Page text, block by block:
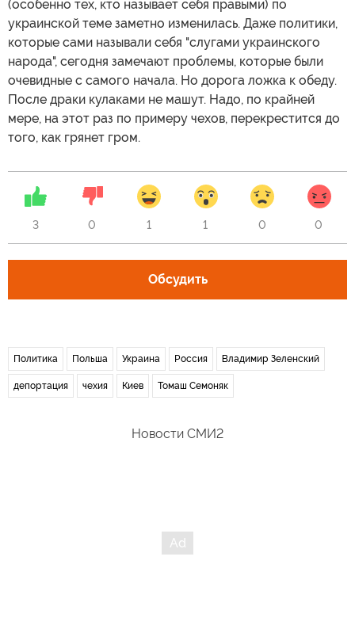
(особенно тех, кто называет себя правыми) по
украинской теме заметно изменилась. Даже политики,
которые сами называли себя "слугами украинского
народа", сегодня замечают проблемы, которые были
очевидные с самого начала. Но дорога ложка к обеду.
После драки кулаками не машут. Надо, по крайней
мере, на этот раз по примеру чехов, перекрестится до
того, как грянет гром.
3 0 1 1 0 0
Обсудить
Политика Польша Украина Россия Владимир Зеленский
депортация чехия Киев Томаш Семоняк
Новости СМИ2